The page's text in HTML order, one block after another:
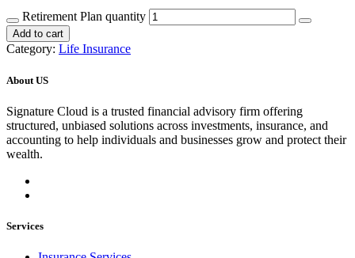
Retirement Plan quantity
Add to cart
Category: Life Insurance
About US
Signature Cloud is a trusted financial advisory firm offering
structured, unbiased solutions across investments, insurance, and
accounting to help individuals and businesses grow and protect their
wealth.
Services